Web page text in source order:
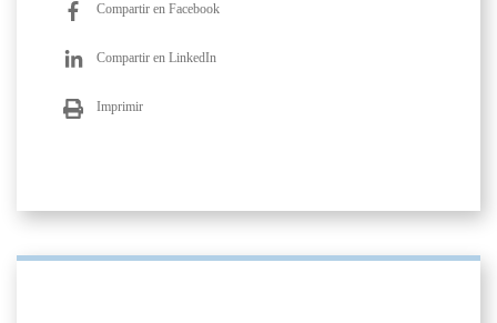
Compartir en Facebook
Compartir en LinkedIn
Imprimir